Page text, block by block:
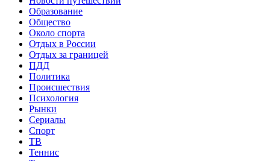
Образование
Общество
Около спорта
Отдых в России
Отдых за границей
ПДД
Политика
Происшествия
Психология
Рынки
Сериалы
Спорт
ТВ
Теннис